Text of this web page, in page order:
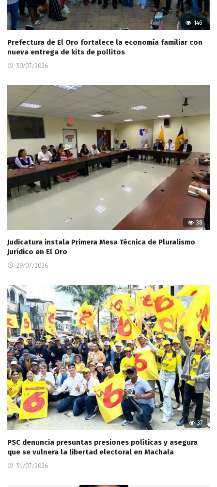
146
Prefectura de El Oro fortalece la economía familiar con
nueva entrega de kits de pollitos
30/07/2026
38
Judicatura instala Primera Mesa Técnica de Pluralismo
Jurídico en El Oro
29/07/2026
37
PSC denuncia presuntas presiones políticas y asegura
que se vulnera la libertad electoral en Machala
31/07/2026